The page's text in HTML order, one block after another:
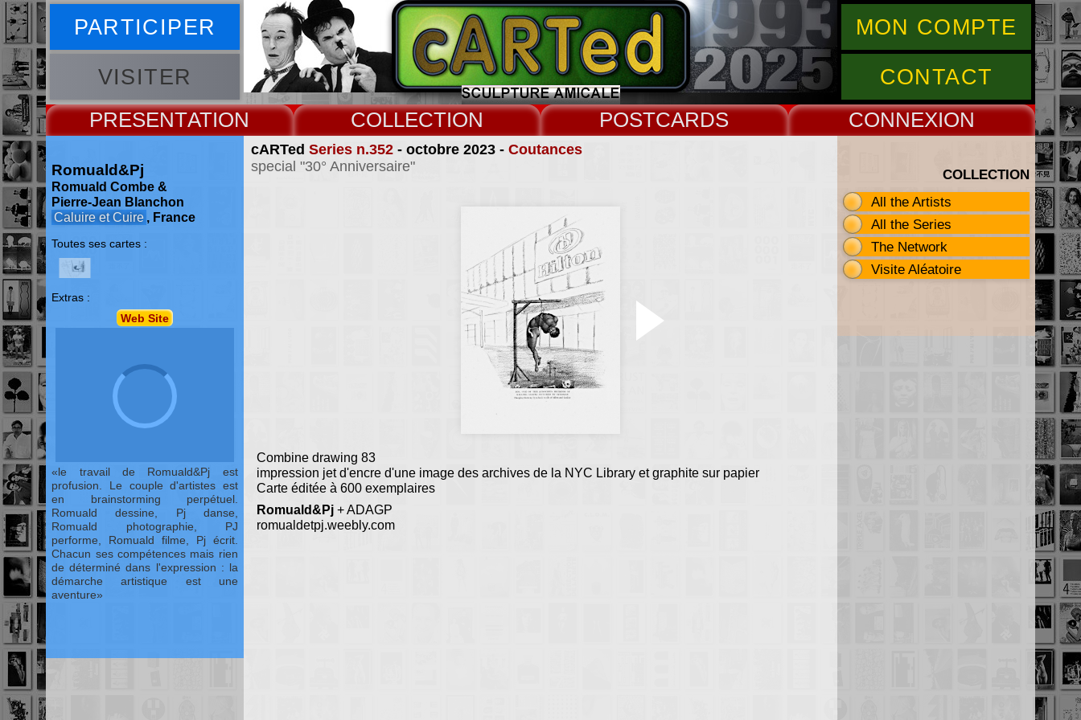
PARTICIPER
VISITER
MON COMPTE
CONTACT
PRESENT COLLECT CARDS CONNEX
cARTed Series n.352- octobre 2023 - Coutances
special "30° Anniversaire"
Combine drawing 83
impression jet d'encre d'une image des archives de la NYC Library et graphite sur papier
Carte éditée à 600 exemplaires
Romuald&Pj + ADAGP
romualdetpj.weebly.com
Romuald&Pj
Romuald Combe &
Pierre-Jean Blanchon
Caluire et Cuire , France
Toutes ses cartes :
Extras :
Web Site
le travail de Romuald&Pj est
profusion. Le couple d'artistes est
en brainstorming perpétuel.
Romuald dessine, Pj danse,
Romuald photographie, PJ
performe, Romuald filme, Pj écrit.
Chacun ses compétences mais rien
de déterminé dans l'expression : la
démarche artistique est une
aventure
COLLECTION
All the Artists
All the Series
The Network
Visite Aléatoire